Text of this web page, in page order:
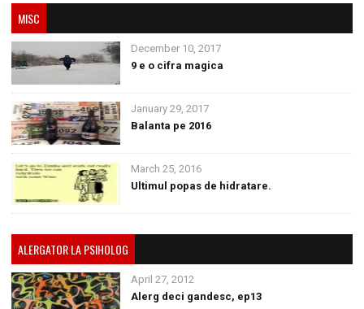
MISC
December 10, 2017
9 e o cifra magica
January 29, 2017
Balanta pe 2016
March 25, 2016
Ultimul popas de hidratare.
ALERGATOR LA PSIHOLOG
April 27, 2012
Alerg deci gandesc, ep13